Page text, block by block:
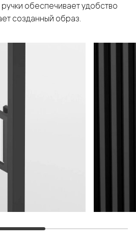
обеспечивает удобство
созданный образ.